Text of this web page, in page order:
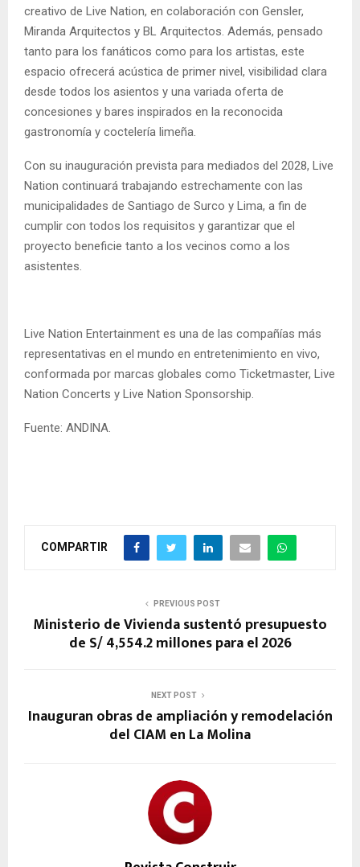
creativo de Live Nation, en colaboración con Gensler,
Miranda Arquitectos y BL Arquitectos. Además, pensado
tanto para los fanáticos como para los artistas, este
espacio ofrecerá acústica de primer nivel, visibilidad clara
desde todos los asientos y una variada oferta de
concesiones y bares inspirados en la reconocida
gastronomía y coctelería limeña.
Con su inauguración prevista para mediados del 2028, Live
Nation continuará trabajando estrechamente con las
municipalidades de Santiago de Surco y Lima, a fin de
cumplir con todos los requisitos y garantizar que el
proyecto beneficie tanto a los vecinos como a los
asistentes.
Live Nation Entertainment es una de las compañías más
representativas en el mundo en entretenimiento en vivo,
conformada por marcas globales como Ticketmaster, Live
Nation Concerts y Live Nation Sponsorship.
Fuente: ANDINA.
COMPARTIR
PREVIOUS POST
Ministerio de Vivienda sustentó presupuesto
de S/ 4,554.2 millones para el 2026
NEXT POST
Inauguran obras de ampliación y remodelación
del CIAM en La Molina